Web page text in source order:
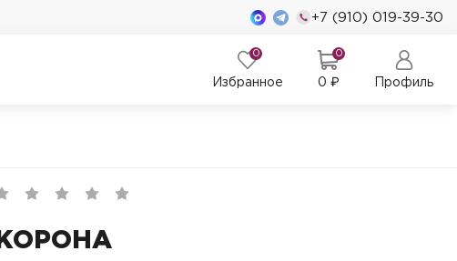
+7 (910) 019-39-30
0
Избранное
0
0 ₽ Профиль
КОРОНА